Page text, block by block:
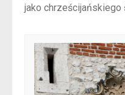
jako chrześcijańskiego